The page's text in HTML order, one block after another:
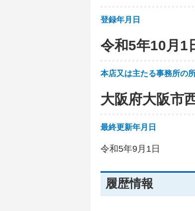
登録年月日
令和5年10月1
本店又は主たる事務所の
大阪府大阪市
最終更新年月日
令和5年9月1日
履歴情報